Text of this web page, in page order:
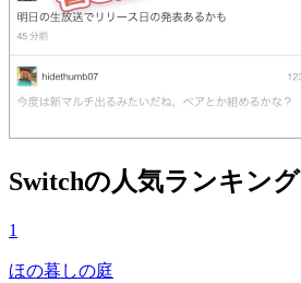
Switchの人気ランキング
1
ほの暮しの庭